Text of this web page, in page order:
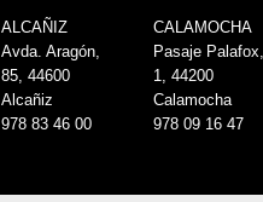
ALCAÑIZ
Avda. Aragón,
85, 44600
Alcañiz
978 83 46 00
CALAMOCHA
Pasaje Palafox,
1, 44200
Calamocha
978 09 16 47